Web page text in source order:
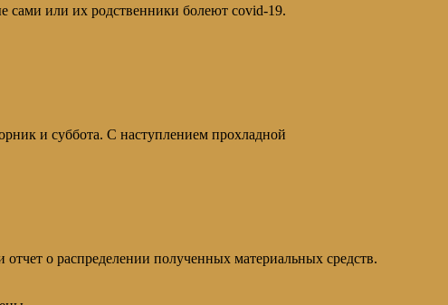
или их родственники болеют covid-19.
и суббота. С наступлением прохладной
о распределении полученных материальных средств.